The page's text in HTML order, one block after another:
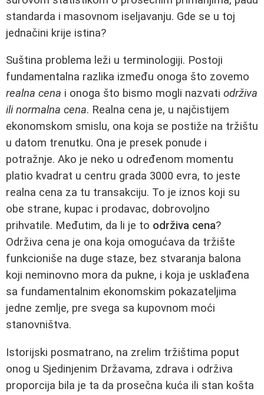
standarda i masovnom iseljavanju. Gde se u toj
jednačini krije istina?
Suština problema leži u terminologiji. Postoji
fundamentalna razlika između onoga što zovemo
realna cena i onoga što bismo mogli nazvati održiva
ili normalna cena. Realna cena je, u najčistijem
ekonomskom smislu, ona koja se postiže na tržištu
u datom trenutku. Ona je presek ponude i
potražnje. Ako je neko u određenom momentu
platio kvadrat u centru grada 3000 evra, to jeste
realna cena za tu transakciju. To je iznos koji su
obe strane, kupac i prodavac, dobrovoljno
prihvatile. Međutim, da li je to održiva cena?
Održiva cena je ona koja omogućava da tržište
funkcioniše na duge staze, bez stvaranja balona
koji neminovno mora da pukne, i koja je usklađena
sa fundamentalnim ekonomskim pokazateljima
jedne zemlje, pre svega sa kupovnom moći
stanovništva.
Istorijski posmatrano, na zrelim tržištima poput
onog u Sjedinjenim Državama, zdrava i održiva
proporcija bila je ta da prosečna kuća ili stan košta